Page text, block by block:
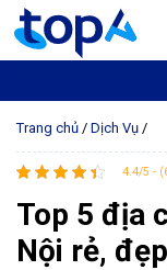
Trang chủ / Dịch Vụ /
4.4/5 -
Top 5 địa
Nội rẻ,